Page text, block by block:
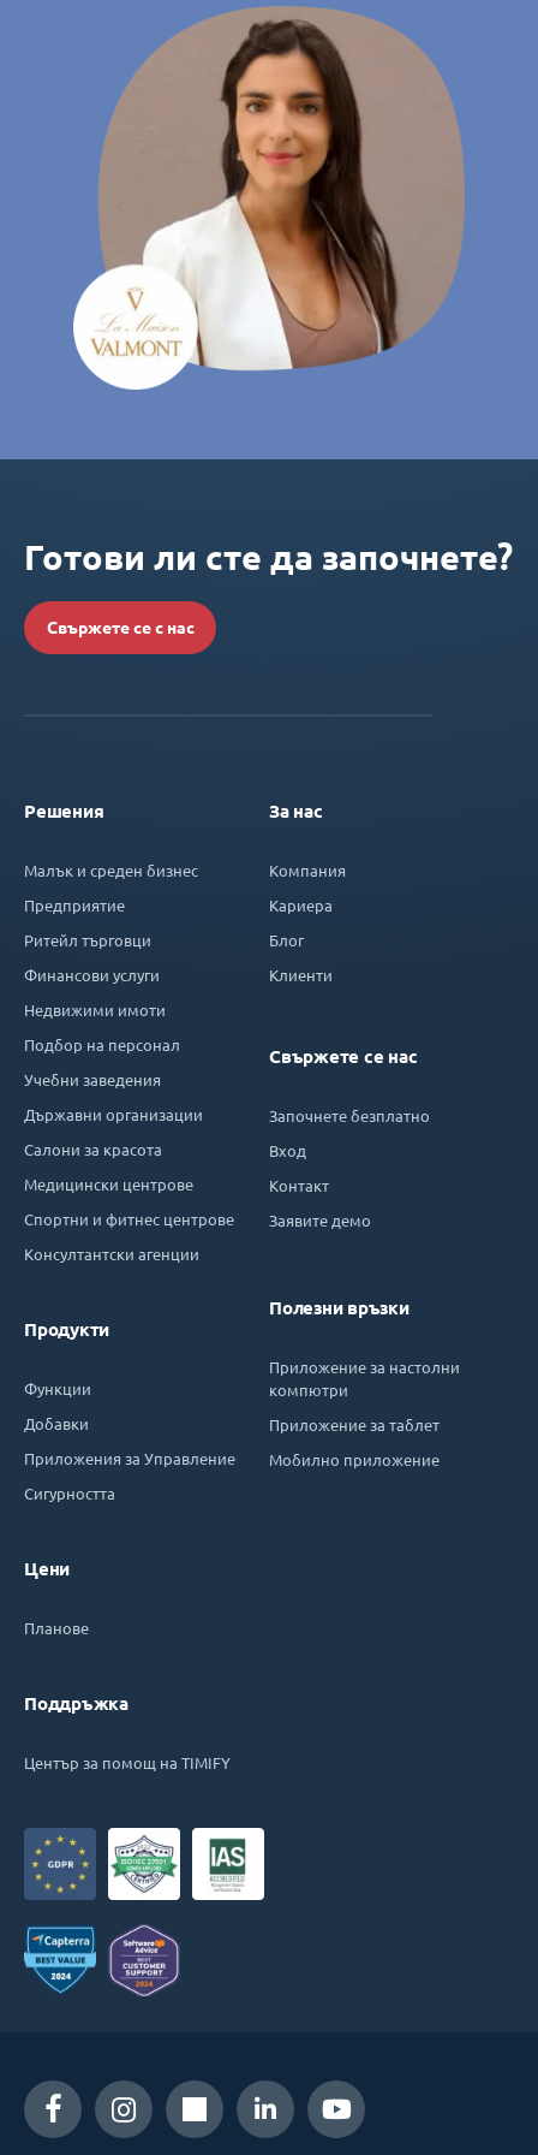
Готови ли сте да започнете?
Свържете се с нас
Решения
Малък и среден бизнес
Предприятие
Ритейл търговци
Финансови услуги
Недвижими имоти
Подбор на персонал
Учебни заведения
Държавни организации
Салони за красота
Медицински центрове
Спортни и фитнес центрове
Консултантски агенции
Продукти
Функции
Добавки
Приложения за Управление
Сигурността
Цени
Планове
Поддръжка
Център за помощ на TIMIFY
За нас
Компания
Кариера
Блог
Клиенти
Свържете се нас
Започнете безплатно
Вход
Контакт
Заявите демо
Полезни връзки
Приложение за настолни
компютри
Приложение за таблет
Мобилно приложение